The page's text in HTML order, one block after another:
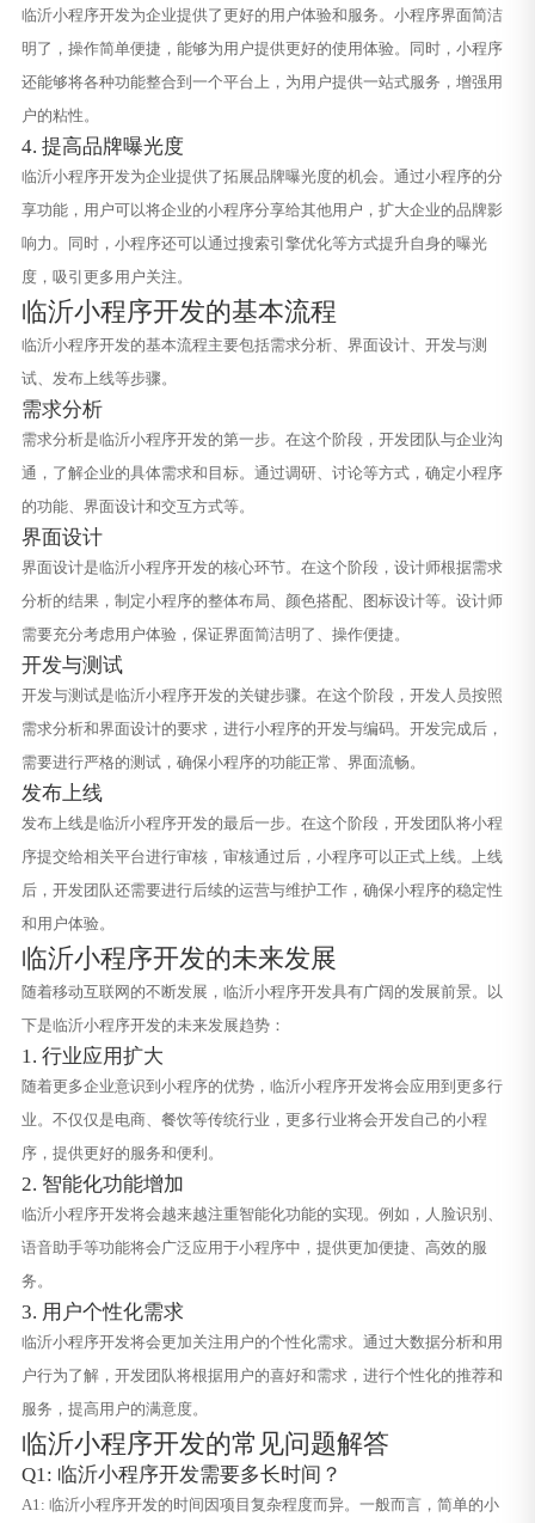
临沂小程序开发为企业提供了更好的用户体验和服务。小程序界面简洁
明了，操作简单便捷，能够为用户提供更好的使用体验。同时，小程序
还能够将各种功能整合到一个平台上，为用户提供一站式服务，增强用
户的粘性。
4. 提高品牌曝光度
临沂小程序开发为企业提供了拓展品牌曝光度的机会。通过小程序的分
享功能，用户可以将企业的小程序分享给其他用户，扩大企业的品牌影
响力。同时，小程序还可以通过搜索引擎优化等方式提升自身的曝光
度，吸引更多用户关注。
临沂小程序开发的基本流程
临沂小程序开发的基本流程主要包括需求分析、界面设计、开发与测
试、发布上线等步骤。
需求分析
需求分析是临沂小程序开发的第一步。在这个阶段，开发团队与企业沟
通，了解企业的具体需求和目标。通过调研、讨论等方式，确定小程序
的功能、界面设计和交互方式等。
界面设计
界面设计是临沂小程序开发的核心环节。在这个阶段，设计师根据需求
分析的结果，制定小程序的整体布局、颜色搭配、图标设计等。设计师
需要充分考虑用户体验，保证界面简洁明了、操作便捷。
开发与测试
开发与测试是临沂小程序开发的关键步骤。在这个阶段，开发人员按照
需求分析和界面设计的要求，进行小程序的开发与编码。开发完成后，
需要进行严格的测试，确保小程序的功能正常、界面流畅。
发布上线
发布上线是临沂小程序开发的最后一步。在这个阶段，开发团队将小程
序提交给相关平台进行审核，审核通过后，小程序可以正式上线。上线
后，开发团队还需要进行后续的运营与维护工作，确保小程序的稳定性
和用户体验。
临沂小程序开发的未来发展
随着移动互联网的不断发展，临沂小程序开发具有广阔的发展前景。以
下是临沂小程序开发的未来发展趋势：
1. 行业应用扩大
随着更多企业意识到小程序的优势，临沂小程序开发将会应用到更多行
业。不仅仅是电商、餐饮等传统行业，更多行业将会开发自己的小程
序，提供更好的服务和便利。
2. 智能化功能增加
临沂小程序开发将会越来越注重智能化功能的实现。例如，人脸识别、
语音助手等功能将会广泛应用于小程序中，提供更加便捷、高效的服
务。
3. 用户个性化需求
临沂小程序开发将会更加关注用户的个性化需求。通过大数据分析和用
户行为了解，开发团队将根据用户的喜好和需求，进行个性化的推荐和
服务，提高用户的满意度。
临沂小程序开发的常见问题解答
Q1: 临沂小程序开发需要多长时间？
A1: 临沂小程序开发的时间因项目复杂程度而异。一般而言，简单的小